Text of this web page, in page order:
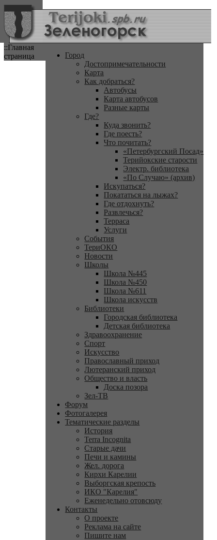
::Главная
страница
Город
Достопримечательности
Карта
Как добраться?
Автобусы
Карта автобусов
Разные карты
Где?
Куда звонить?
Где поесть?
Что почитать?
«Петербургский Посад»
Терийокские старости
Электр. библиотека
«По Случаю» (архив)
Искупаться?
Покататься на лыжах?
Где отдохнуть?
Развлечься?
Терраса
Услуги
События
ТериОКО
Новости
Школы
Школа №445
Школа №450
Школа №611
Школа искусств
Библиотеки
Городская библиотека
Детская библиотека
Здравоохранение
Спорт
Искусство
Православный приход
Лютеранский приход
Общество и власть
Доска позора
Зел-ТВ
Форум
Фотогалерея
Тематические разделы
История
Terra Incognita
Старые дачи
Печи и камины
Жел. дорога
Кирхи Карелии
Выборгская крепость
ИКО "Карелия"
Еженедельно отовсюду
Контакты
О проекте
Реклама на сайте
Пишите нам